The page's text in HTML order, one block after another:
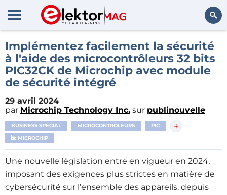
Rechercher
Implémentez facilement la sécurité
à l'aide des microcontrôleurs 32 bits
PIC32CK de Microchip avec module
de sécurité intégré
29 avril 2024
par Microchip Technology Inc. sur publinouvelle
BUSINESS SPECIAL MICROCONTRÔLEURS PIC +
MICROCHIP
Une nouvelle législation entre en vigueur en 2024,
imposant des exigences plus strictes en matière de
cybersécurité sur l’ensemble des appareils, depuis